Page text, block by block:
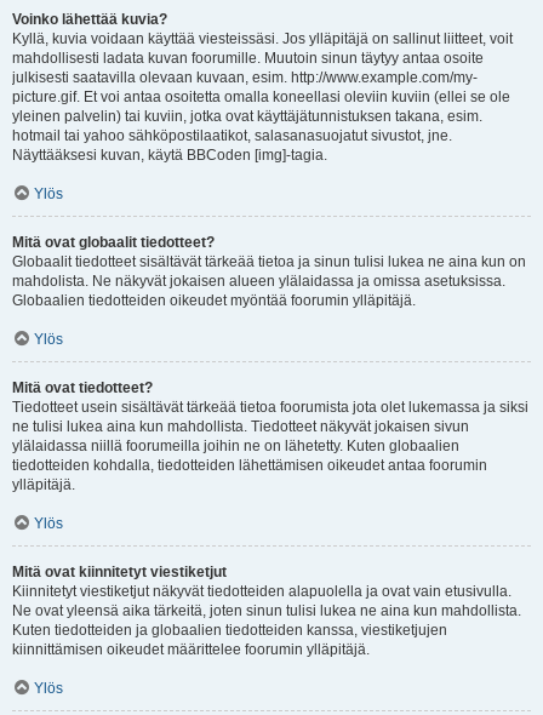
Voinko lähettää kuvia?
Kyllä, kuvia voidaan käyttää viesteissäsi. Jos ylläpitäjä on sallinut liitteet, voit
mahdollisesti ladata kuvan foorumille. Muutoin sinun täytyy antaa osoite
julkisesti saatavilla olevaan kuvaan, esim. http://www.example.com/my-
picture.gif. Et voi antaa osoitetta omalla koneellasi oleviin kuviin (ellei se ole
yleinen palvelin) tai kuviin, jotka ovat käyttäjätunnistuksen takana, esim.
hotmail tai yahoo sähköpostilaatikot, salasanasuojatut sivustot, jne.
Näyttääksesi kuvan, käytä BBCoden [img]-tagia.
Ylös
Mitä ovat globaalit tiedotteet?
Globaalit tiedotteet sisältävät tärkeää tietoa ja sinun tulisi lukea ne aina kun on
mahdolista. Ne näkyvät jokaisen alueen ylälaidassa ja omissa asetuksissa.
Globaalien tiedotteiden oikeudet myöntää foorumin ylläpitäjä.
Ylös
Mitä ovat tiedotteet?
Tiedotteet usein sisältävät tärkeää tietoa foorumista jota olet lukemassa ja siksi
ne tulisi lukea aina kun mahdollista. Tiedotteet näkyvät jokaisen sivun
ylälaidassa niillä foorumeilla joihin ne on lähetetty. Kuten globaalien
tiedotteiden kohdalla, tiedotteiden lähettämisen oikeudet antaa foorumin
ylläpitäjä.
Ylös
Mitä ovat kiinnitetyt viestiketjut
Kiinnitetyt viestiketjut näkyvät tiedotteiden alapuolella ja ovat vain etusivulla.
Ne ovat yleensä aika tärkeitä, joten sinun tulisi lukea ne aina kun mahdollista.
Kuten tiedotteiden ja globaalien tiedotteiden kanssa, viestiketjujen
kiinnittämisen oikeudet määrittelee foorumin ylläpitäjä.
Ylös